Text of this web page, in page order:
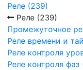
Реле (239)
Реле (239)
Промежуточное
Реле времени и
Реле контроля
Реле контроля фаз